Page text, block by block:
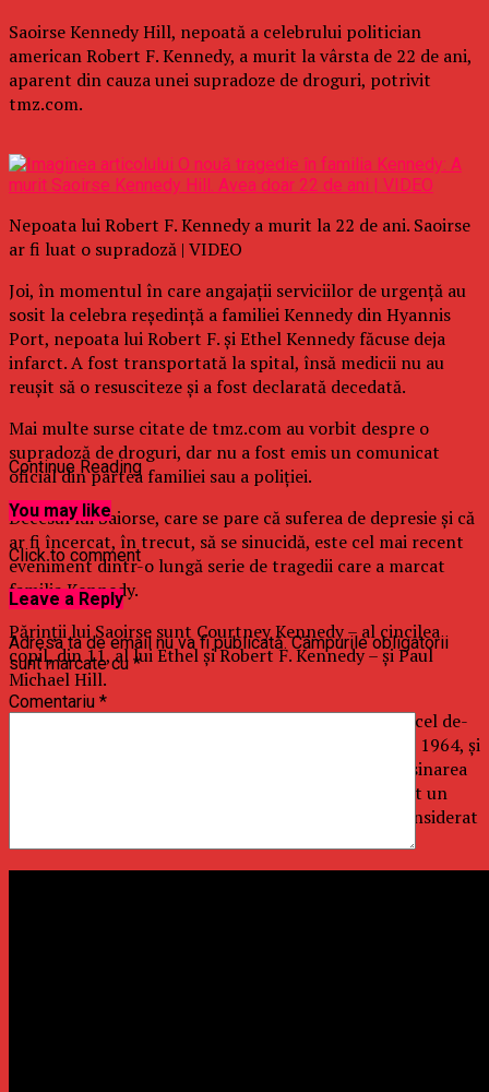
Saoirse Kennedy Hill, nepoată a celebrului politician
american Robert F. Kennedy, a murit la vârsta de 22 de ani,
aparent din cauza unei supradoze de droguri, potrivit
tmz.com.
Nepoata lui Robert F. Kennedy a murit la 22 de ani. Saoirse
ar fi luat o supradoză | VIDEO
Joi, în momentul în care angajaţii serviciilor de urgenţă au
sosit la celebra reşedinţă a familiei Kennedy din Hyannis
Port, nepoata lui Robert F. şi Ethel Kennedy făcuse deja
infarct. A fost transportată la spital, însă medicii nu au
reuşit să o resusciteze şi a fost declarată decedată.
Mai multe surse citate de tmz.com au vorbit despre o
supradoză de droguri, dar nu a fost emis un comunicat
oficial din partea familiei sau a poliţiei.
Decesul lui Saiorse, care se pare că suferea de depresie şi că
ar fi încercat, în trecut, să se sinucidă, este cel mai recent
eveniment dintr-o lungă serie de tragedii care a marcat
familia Kennedy.
Părinţii lui Saoirse sunt Courtney Kennedy – al cincilea
copil, din 11, al lui Ethel şi Robert F. Kennedy – şi Paul
Michael Hill.
Politicianul Robert F. Kennedy (1925 – 1968) a fost cel de-
al 64-lea procuror general al SUA, din 1961 până în 1964, şi
senator de New York, din ianuarie 1965 până la asasinarea
sa în iunie 1968. Ca şi fraţii săi, John şi Edward, a fost un
membru de marcă al Partidului Democrat şi este considerat
Continue Reading
You may like
Click to comment
Leave a Reply
Adresa ta de email nu va fi publicată. Câmpurile obligatorii
sunt marcate cu *
Comentariu *